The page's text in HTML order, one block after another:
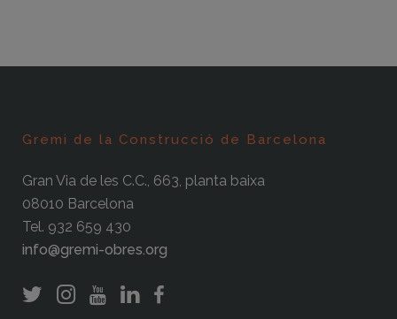
Gremi de la Construcció de Barcelona
Gran Via de les C.C., 663, planta baixa
08010 Barcelona
Tel. 932 659 430
info@gremi-obres.org